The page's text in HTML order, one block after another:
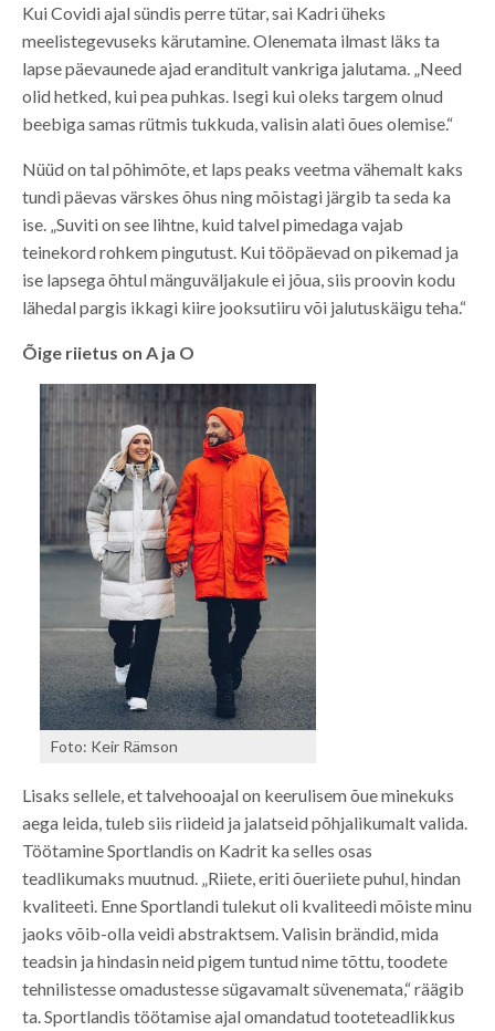
Kui Covidi ajal sündis perre tütar, sai Kadri üheks
meelistegevuseks kärutamine. Olenemata ilmast läks ta
lapse päevaunede ajad eranditult vankriga jalutama. „Need
olid hetked, kui pea puhkas. Isegi kui oleks targem olnud
beebiga samas rütmis tukkuda, valisin alati õues olemise.“
Nüüd on tal põhimõte, et laps peaks veetma vähemalt kaks
tundi päevas värskes õhus ning mõistagi järgib ta seda ka
ise. „Suviti on see lihtne, kuid talvel pimedaga vajab
teinekord rohkem pingutust. Kui tööpäevad on pikemad ja
ise lapsega õhtul mänguväljakule ei jõua, siis proovin kodu
lähedal pargis ikkagi kiire jooksutiiru või jalutuskäigu teha.“
Õige riietus on A ja O
Foto: Keir Rämson
Lisaks sellele, et talvehooajal on keerulisem õue minekuks
aega leida, tuleb siis riideid ja jalatseid põhjalikumalt valida.
Töötamine Sportlandis on Kadrit ka selles osas
teadlikumaks muutnud. „Riiete, eriti õueriiete puhul, hindan
kvaliteeti. Enne Sportlandi tulekut oli kvaliteedi mõiste minu
jaoks võib-olla veidi abstraktsem. Valisin brändid, mida
teadsin ja hindasin neid pigem tuntud nime tõttu, toodete
tehnilistesse omadustesse sügavamalt süvenemata,“ räägib
ta. Sportlandis töötamise ajal omandatud tooteteadlikkus